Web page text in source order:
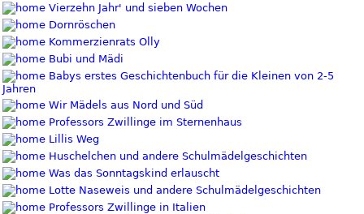
Vierzehn Jahr' und sieben Wochen
Dornröschen
Kommerzienrats Olly
Bubi und Mädi
Babys erstes Geschichtenbuch für die Kleinen von 2-5
Jahren
Wir Mädels aus Nord und Süd
Professors Zwillinge im Sternenhaus
Lillis Weg
Huschelchen und andere Schulmädelgeschichten
Was das Sonntagskind erlauscht
Lotte Naseweis und andere Schulmädelgeschichten
Professors Zwillinge in Italien